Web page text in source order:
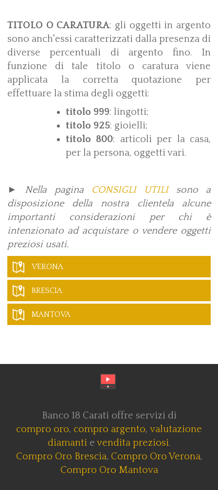
TITOLO O CARATURA: gli oggetti in argento
sono anch'essi caratterizzati dalla presenza di
diverse percentuali di argento fino. In
funzione di tale titolo o caratura viene
applicata la corretta quotazione per
effettuare la stima degli oggetti:
titolo 999: lingotti;
titolo 925: gioielli;
titolo 800: articoli per la casa,
per la persona, oggetti vari.
► Nella pagina CONSIGLI UTILI sono a
disposizione della nostra clientela alcune
importanti considerazioni per chi è
intenzionato ad acquistare o vendere oggetti
preziosi usati.
VERONA
BRESCIA
MANTOVA
Banco 18 Carati offre servizi di
compro oro, compro argento, valutazione
diamantie vendita preziosi.
Compro Oro Brescia, Compro Oro Verona,
Compro Oro Mantova